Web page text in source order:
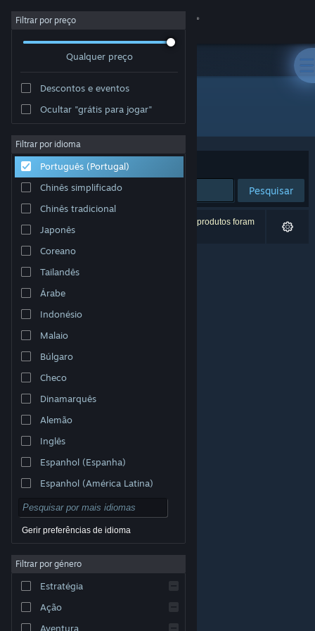
Iniciar sessão
Sobre
Apoio
Alterar idioma
Instala a app móvel do Steam
Ver versão para computadores
© Valve Corporation. Todos os direitos reservados.
respetivos proprietários nos E.U.A. e outros países.
Acessibilidade
Reembolsos|Cookies
Filtrar por preço
Qualquer preço
Descontos e eventos
Ocultar "grátis para jogar"
Filtrar por idioma
Português (Portugal)
Chinês simplificado
Chinês tradicional
Japonês
Coreano
Tailandês
Árabe
Indonésio
Malaio
Búlgaro
Checo
Dinamarquês
Alemão
Inglês
Espanhol (Espanha)
Espanhol (América Latina)
Gerir preferências de idioma
Filtrar por género
Estratégia
Ação
Aventura
Developer: MalumGames
Ordenar por Relevância
Pesquisar
0 resultados correspondentes à tua pesquisa. 7 produtos foram
excluídos com base nas tuas preferências.